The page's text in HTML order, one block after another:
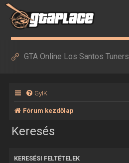
GTA Online Los Santos Tuners
GyIK
Fórum kezdőlap
Keresés
KERESÉSI FELTÉTELEK